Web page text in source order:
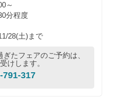
～
分程度
28(土)まで
たフェアのご予約は、
けします。
791-317